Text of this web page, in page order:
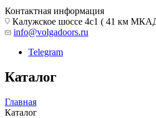
Контактная информация
Калужское шоссе 4с1 ( 41 км
info@volgadoors.ru
Telegram
Каталог
Главная
Каталог